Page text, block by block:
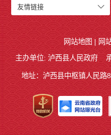
友情链接
网站地图 | 网
主办单位: 泸西县人民政府
地址：泸西县中枢镇人民路